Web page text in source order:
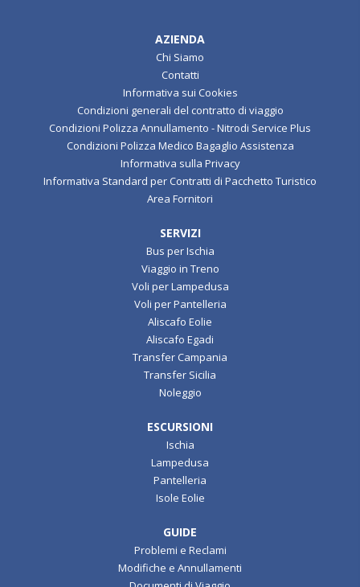
AZIENDA
Chi Siamo
Contatti
Informativa sui Cookies
Condizioni generali del contratto di viaggio
Condizioni Polizza Annullamento - Nitrodi Service Plus
Condizioni Polizza Medico Bagaglio Assistenza
Informativa sulla Privacy
Informativa Standard per Contratti di Pacchetto Turistico
Area Fornitori
SERVIZI
Bus per Ischia
Viaggio in Treno
Voli per Lampedusa
Voli per Pantelleria
Aliscafo Eolie
Aliscafo Egadi
Transfer Campania
Transfer Sicilia
Noleggio
ESCURSIONI
Ischia
Lampedusa
Pantelleria
Isole Eolie
GUIDE
Problemi e Reclami
Modifiche e Annullamenti